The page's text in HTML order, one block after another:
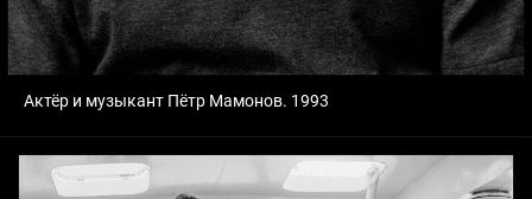
Актёр и музыкант Пётр Мамонов. 1993